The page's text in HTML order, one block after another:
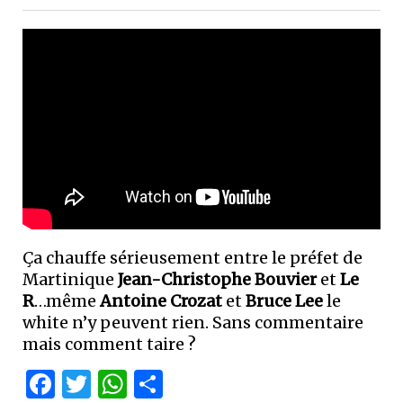
Ça chauffe sérieusement entre le préfet de
Martinique Jean-Christophe BouvieretLe
R…mêmeAntoine Crozat etBruce Leele
white n’y peuvent rien. Sans commentaire
mais comment taire ?
Facebook
Twitter
WhatsApp